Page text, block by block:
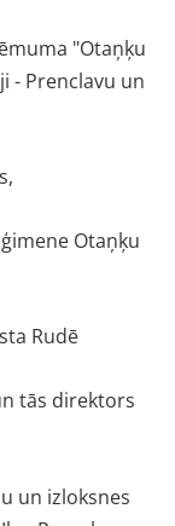
"Otaņķu
- Prenclavu un
Otaņķu
Rudē
tās direktors
un izloksnes